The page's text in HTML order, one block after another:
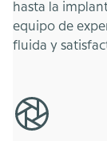
hasta la
equipo de
fluida y